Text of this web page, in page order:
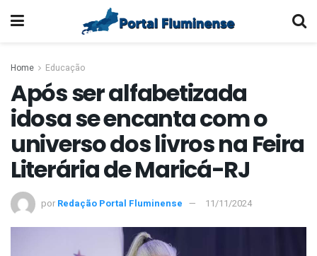
Home Educação
Após ser alfabetizada
idosa se encanta com o
universo dos livros na Feira
Literária de Maricá-RJ
por Redação Portal Fluminense 11/11/2024